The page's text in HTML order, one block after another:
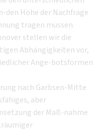
den Höhe der Nachfrage
tragen müssen.
stellen wir die
Abhängigkeiten vor,
Ange-botsformen
nach Garbsen-Mitte
aber
der Maß-nahme